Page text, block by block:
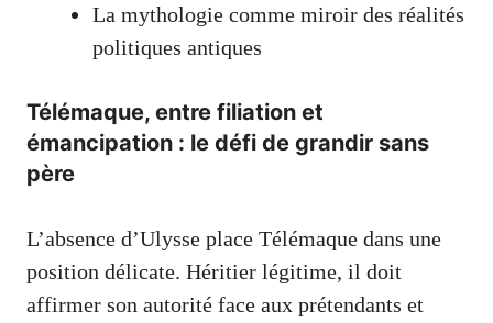
La mythologie comme miroir des réalités
politiques antiques
Télémaque, entre filiation et
émancipation : le défi de grandir sans
père
L’absence d’Ulysse place Télémaque dans une
position délicate. Héritier légitime, il doit
affirmer son autorité face aux prétendants et